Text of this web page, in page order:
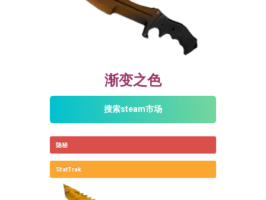
渐变之色
搜索steam市场
隐秘
StatTrak